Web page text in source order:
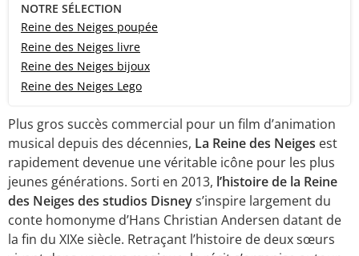
NOTRE SÉLECTION
Reine des Neiges poupée
Reine des Neiges livre
Reine des Neiges bijoux
Reine des Neiges Lego
Plus gros succès commercial pour un film d’animation
musical depuis des décennies, La Reine des Neiges est
rapidement devenue une véritable icône pour les plus
jeunes générations. Sorti en 2013, l’histoire de la Reine
des Neiges des studios Disneys’inspire largement du
conte homonyme d’Hans Christian Andersen datant de
la fin du XIXe siècle. Retraçant l’histoire de deux sœurs